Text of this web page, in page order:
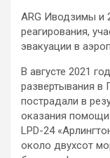
ARG Иводзимы и
реагирования,
эвакуации в
В августе 2021
развертывания в
пострадали в
оказания помощи
LPD-24
около двухсот